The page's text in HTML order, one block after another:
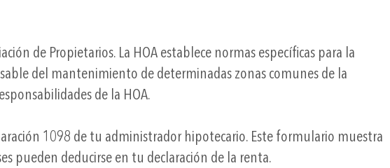
de Propietarios. La HOA establece normas específicas para la
del mantenimiento de determinadas zonas comunes de la
de la HOA.
1098 de tu administrador hipotecario. Este formulario muestra
pueden deducirse en tu declaración de la renta.